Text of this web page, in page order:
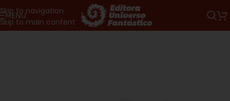
Skip to navigation
Skip to main content
MENU